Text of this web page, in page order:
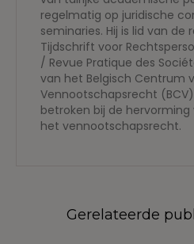
regelmatig op juridische
seminaries. Hij is lid van
Tijdschrift voor
/ Revue Pratique des
van het Belgisch Centrum
Vennootschapsrecht
betroken bij de hervorming
het vennootschapsrecht.
Gerelateerde